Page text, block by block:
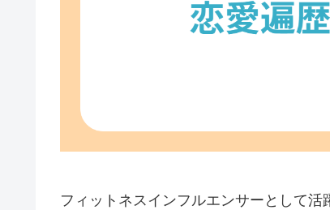
フィットネスインフルエンサーとして